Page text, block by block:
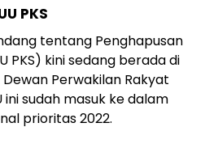
PKS
tentang Penghapusan
PKS) kini sedang berada di
Perwakilan Rakyat
sudah masuk ke dalam
prioritas 2022.